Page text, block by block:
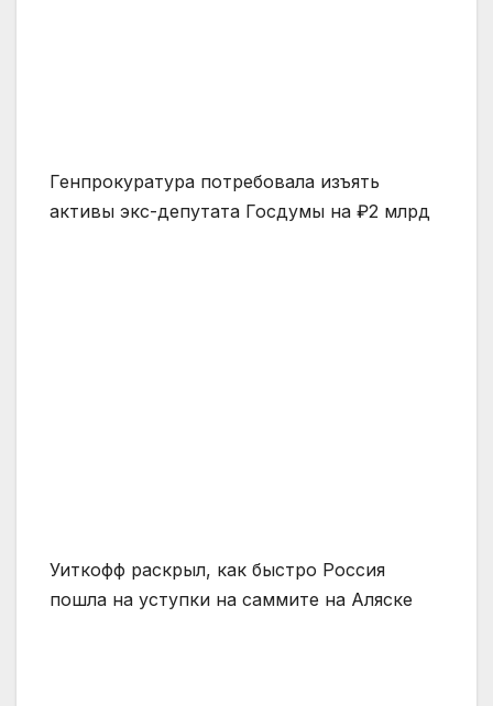
Генпрокуратура потребовала изъять
активы экс-депутата Госдумы на ₽2 млрд
Уиткофф раскрыл, как быстро Россия
пошла на уступки на саммите на Аляске